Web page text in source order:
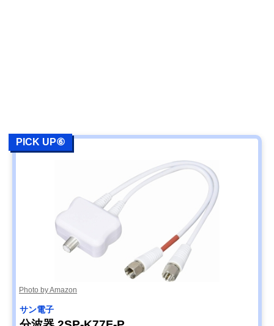
PICK UP⑥
Photo by Amazon
サン電子